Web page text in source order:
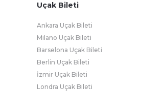
Uçak Bileti
Ankara Uçak Bileti
Milano Uçak Bileti
Barselona Uçak Bileti
Berlin Uçak Bileti
İzmir Uçak Bileti
Londra Uçak Bileti